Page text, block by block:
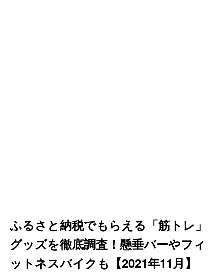
ふるさと納税でもらえる「筋トレ」
グッズを徹底調査！懸垂バーやフィ
ットネスバイクも【2021年11月】